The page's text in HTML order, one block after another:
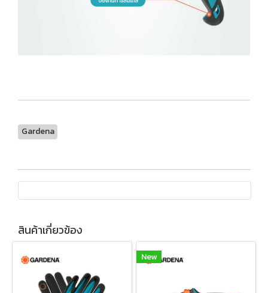
Gardena
สินค้าเกี่ยวข้อง
New